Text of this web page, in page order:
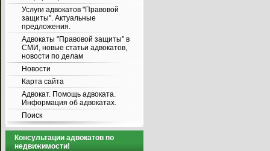
Услуги адвокатов "Правовой
защиты". Актуальные
предложения.
Адвокаты "Правовой защиты" в
СМИ, новые статьи адвокатов,
новости по делам
Новости
Карта сайта
Адвокат. Помощь адвоката.
Информация об адвокатах.
Поиск
Консультации адвокатов по
недвижимости!